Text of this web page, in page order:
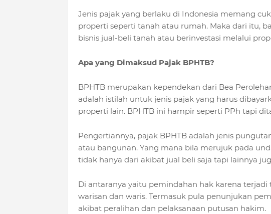
Jenis pajak yang berlaku di Indonesia memang
properti seperti tanah atau rumah. Maka dari itu,
bisnis jual-beli tanah atau berinvestasi melalui
Apa yang Dimaksud Pajak BPHTB?
BPHTB merupakan kependekan dari Bea
adalah istilah untuk jenis pajak yang harus
properti lain. BPHTB ini hampir seperti PPh tapi
Pengertiannya, pajak BPHTB adalah jenis
atau bangunan. Yang mana bila merujuk pada
tidak hanya dari akibat jual beli saja tapi lainnya
Di antaranya yaitu pemindahan hak karena
warisan dan waris. Termasuk pula penunjukan
akibat peralihan dan pelaksanaan putusan hakim.